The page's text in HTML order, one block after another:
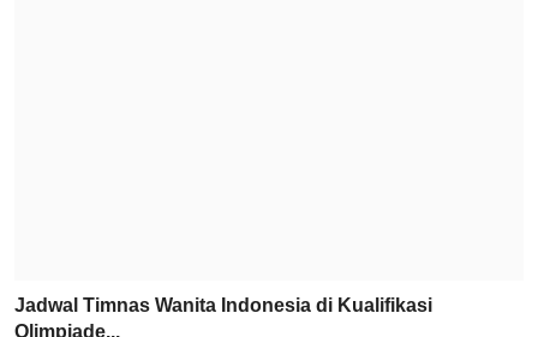
Jadwal Timnas Wanita Indonesia di Kualifikasi
Olimpiade...